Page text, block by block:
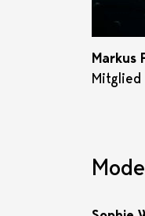
Markus
Mitglied